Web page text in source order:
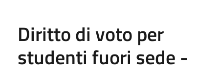
Diritto di voto per
studenti fuori sede -